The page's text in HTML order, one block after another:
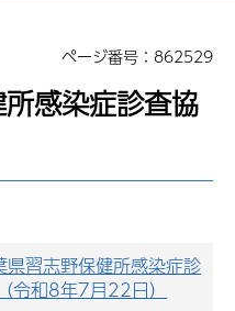
ページ番号：862529
感染症診査協
県習志野保健所感染症診
令和8年7月22日）